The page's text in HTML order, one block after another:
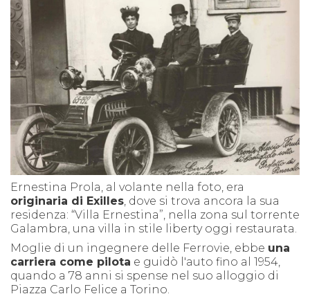
Ernestina Prola, al volante nella foto, era
originaria di Exilles, dove si trova ancora la sua
residenza: “Villa Ernestina”, nella zona sul torrente
Galambra, una villa in stile liberty oggi restaurata.
Moglie di un ingegnere delle Ferrovie, ebbe una
carriera come pilota e guidò l'auto fino al 1954,
quando a 78 anni si spense nel suo alloggio di
Piazza Carlo Felice a Torino.